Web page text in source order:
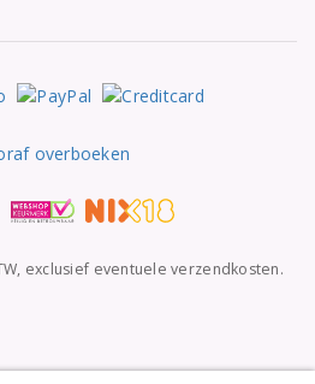
exclusief eventuele verzendkosten.